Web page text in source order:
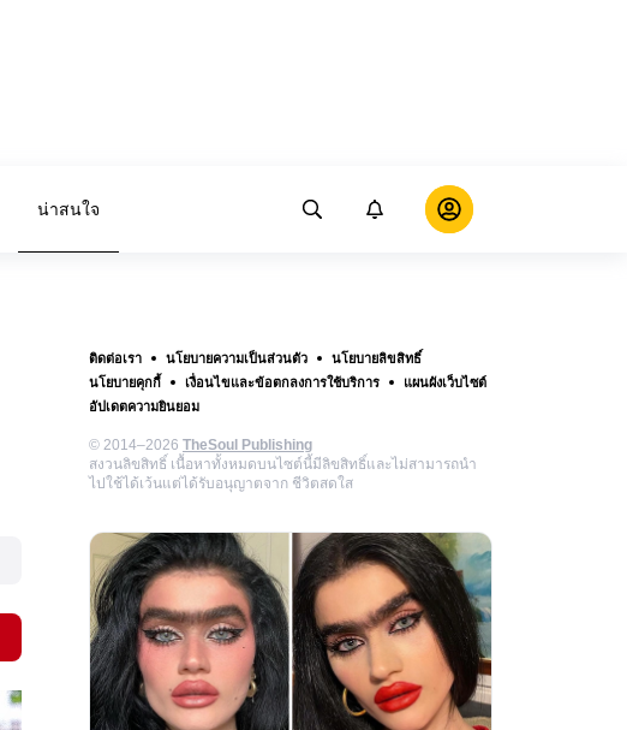
น่าสนใจ
ติดต่อเรา นโยบายความเป็นส่วนตัว
นโยบายลิขสิทธิ์
นโยบายคุกกี้
เงื่อนไขและข้อตกลงการใช้บริการ
แผนผังเว็บไซต์
อัปเดตความยินยอม
© 2014–2026 TheSoul Publishing
สงวนลิขสิทธิ์ เนื้อหาทั้งหมดบนไซต์นี้มีลิขสิทธิ์และไม่สามารถนำ
ไปใช้ได้เว้นแต่ได้รับอนุญาตจาก ชีวิตสดใส